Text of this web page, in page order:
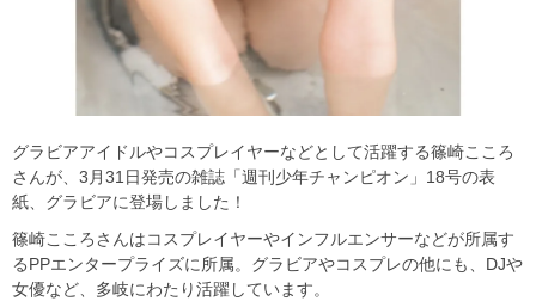
グラビアアイドルやコスプレイヤーなどとして活躍する篠崎こころ
さんが、3月31日発売の雑誌「週刊少年チャンピオン」18号の表
紙、グラビアに登場しました！
篠崎こころさんはコスプレイヤーやインフルエンサーなどが所属す
るPPエンタープライズに所属。グラビアやコスプレの他にも、DJや
女優など、多岐にわたり活躍しています。